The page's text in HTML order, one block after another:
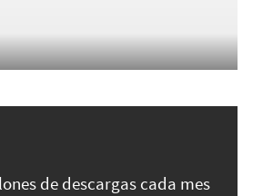
de descargas cada mes